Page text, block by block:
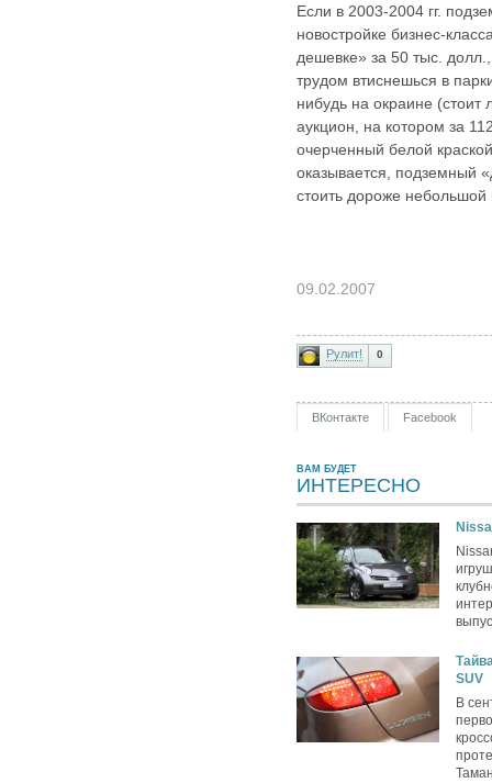
Если в 2003‑2004 гг.
новостройке бизнес-
дешевке» за 50 тыс. долл.,
трудом втиснешься в
нибудь на окраине (стоит
аукцион, на котором за
очерченный белой
оказывается, подземный
стоить дороже
09.02.2007
Рулит! 0
ВКонтакте Facebook
ВАМ БУДЕТ
ИНТЕРЕСНО
SUV
В